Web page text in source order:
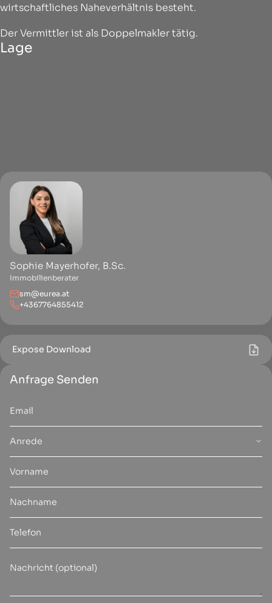
Sophie Mayerhofer, B.Sc.
Immobilienberater
sm@eurea.at
+4367764855412
wirtschaftliches Naheverhältnis besteht.
Der Vermittler ist als Doppelmakler tätig.
Lage
Expose Download
Anfrage Senden
Anrede